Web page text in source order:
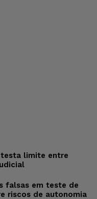
testa limite entre
falsas em teste de
riscos de autonomia